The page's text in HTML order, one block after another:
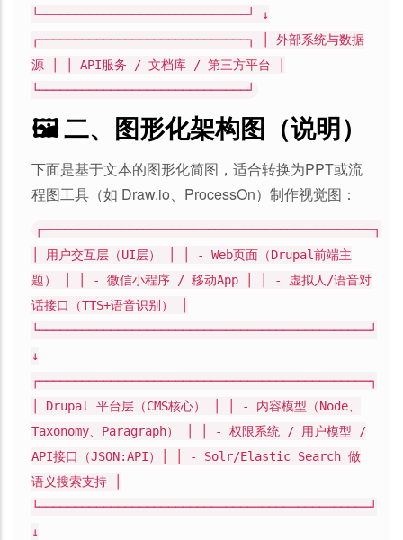
└─────────────────────────────┘ ↓
┌─────────────────────────────┐ │ 外部系统与数据
源 │ │ API服务 / 文档库 / 第三方平台 │
└─────────────────────────────┘
🖼 二、图形化架构图（说明）
下面是基于文本的图形化简图，适合转换为PPT或流
程图工具（如 Draw.io、ProcessOn）制作视觉图：
┌──────────────────────────────────────────────┐
│ 用户交互层（UI层） │ │ - Web页面（Drupal前端主
题） │ │ - 微信小程序 / 移动App │ │ - 虚拟人/语音对
话接口（TTS+语音识别） │
└──────────────────────────────────────────────┘
↓
┌──────────────────────────────────────────────┐
│ Drupal 平台层（CMS核心） │ │ - 内容模型（Node、
Taxonomy、Paragraph） │ │ - 权限系统 / 用户模型 /
API接口（JSON:API）│ │ - Solr/Elastic Search 做
语义搜索支持 │
└──────────────────────────────────────────────┘
↓